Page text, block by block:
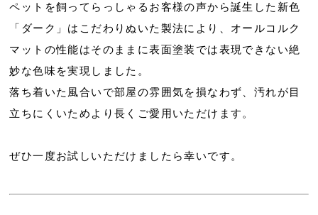
ペットを飼ってらっしゃるお客様の声から誕生した新色
「ダーク」はこだわりぬいた製法により、オールコルク
マットの性能はそのままに表面塗装では表現できない絶
妙な色味を実現しました。
落ち着いた風合いで部屋の雰囲気を損なわず、汚れが目
立ちにくいためより長くご愛用いただけます。
ぜひ一度お試しいただけましたら幸いです。